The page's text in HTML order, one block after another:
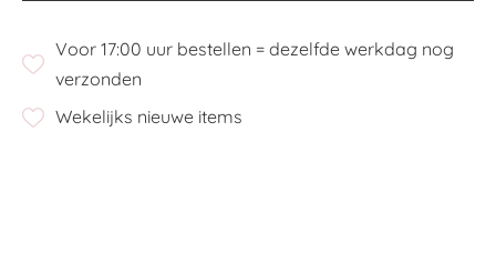
Voor 17:00 uur bestellen = dezelfde werkdag nog
verzonden
Wekelijks nieuwe items